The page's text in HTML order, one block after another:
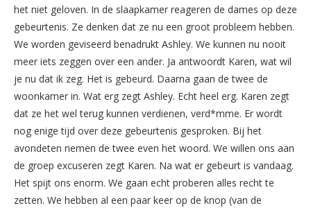
het niet geloven. In de slaapkamer reageren de dames op deze
gebeurtenis. Ze denken dat ze nu een groot probleem hebben.
We worden geviseerd benadrukt Ashley. We kunnen nu nooit
meer iets zeggen over een ander. Ja antwoordt Karen, wat wil
je nu dat ik zeg. Het is gebeurd. Daarna gaan de twee de
woonkamer in. Wat erg zegt Ashley. Echt heel erg. Karen zegt
dat ze het wel terug kunnen verdienen, verd*mme. Er wordt
nog enige tijd over deze gebeurtenis gesproken. Bij het
avondeten nemen de twee even het woord. We willen ons aan
de groep excuseren zegt Karen. Na wat er gebeurt is vandaag.
Het spijt ons enorm. We gaan echt proberen alles recht te
zetten. We hebben al een paar keer op de knop (van de